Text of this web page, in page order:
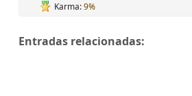
Karma:9%
Entradas relacionadas: